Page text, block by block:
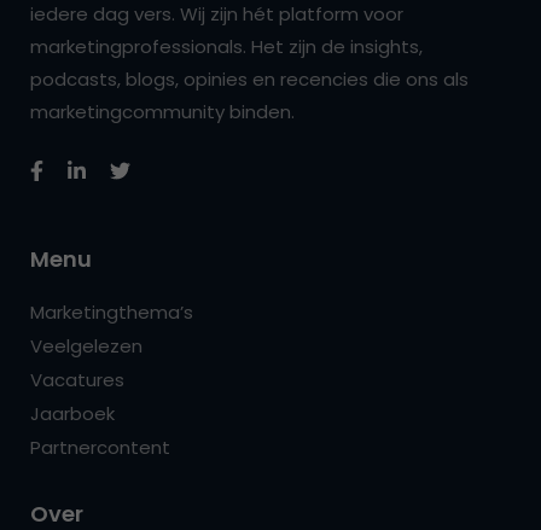
iedere dag vers. Wij zijn hét platform voor
marketingprofessionals. Het zijn de insights,
podcasts, blogs, opinies en recencies die ons als
marketingcommunity binden.
Menu
Marketingthema’s
Veelgelezen
Vacatures
Jaarboek
Partnercontent
Over